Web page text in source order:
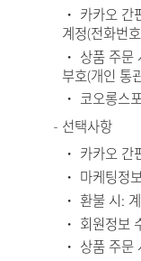
・ 카카오 간
계정(전화번
・ 상품 주
부호(개인 통
・ 코오롱스
- 선택사항
・ 카카오 간
・ 마케팅정
・ 환불 시:
・ 회원정보
・ 상품 주문